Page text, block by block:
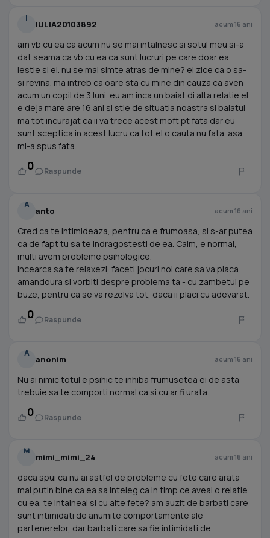
I
IULIA20103892 acum 16 ani
am vb cu ea ca acum nu se mai intalnesc si sotul meu si-a
dat seama ca vb cu ea ca sunt lucruri pe care doar ea
lestie si el. nu se mai simte atras de mine? el zice ca o sa-
si revina. ma intreb ca oare sta cu mine din cauza ca aven
acum un copil de 3 luni. eu am inca un baiat di alta relatie el
e deja mare are 16 ani si stie de situatia noastra si baiatul
ma tot incurajat ca ii va trece acest moft pt fata dar eu
sunt sceptica in acest lucru ca tot el o cauta nu fata. asa
mi-a spus fata.
0 Raspunde
A
anto acum 16 ani
Cred ca te intimideaza, pentru ca e frumoasa, si s-ar putea
ca de fapt tu sa te indragostesti de ea. Calm, e normal,
multi avem probleme psihologice.
Incearca sa te relaxezi, faceti jocuri noi care sa va placa
amandoura si vorbiti despre problema ta - cu zambetul pe
buze, pentru ca se va rezolva tot, daca ii placi cu adevarat.
0 Raspunde
A
anonim acum 16 ani
Nu ai nimic totul e psihic te inhiba frumusetea ei de asta
trebuie sa te comporti normal ca si cu ar fi urata.
0 Raspunde
M
mimi_mimi_24 acum 16 ani
daca spui ca nu ai astfel de probleme cu fete care arata
mai putin bine ca ea sa inteleg ca in timp ce aveai o relatie
cu ea, te intalneai si cu alte fete? am auzit de barbati care
sunt intimidati de anumite comportamente ale
partenerelor, dar barbati care sa fie intimidati de